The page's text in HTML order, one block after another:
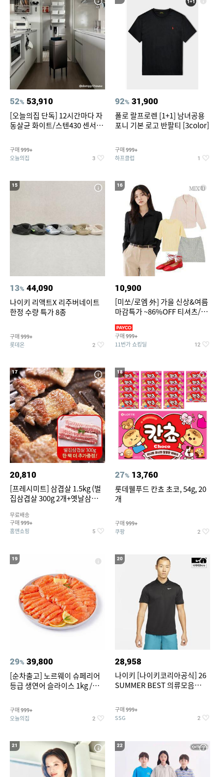
52% 53,910
[오늘의집 단독] 12시간마다 자
동살균 화이트/스텐430 센서휴
구매 999+
오늘의집 3
92% 31,900
폴로 랄프로렌 [1+1] 남녀공용
포니 기본 로고 반팔티 [3color]
구매 999+
하프클럽 1
15
13% 44,090
나이키 리액트X 리주버네이트
한정 수량 특가 8종
구매 999+
롯데온 2
16
10,900
[미쏘/로엠 外] 가을 신상&여름
마감특가 ~86%OFF 티셔츠/슬
구매 999+
11번가 쇼킹딜 12
17
20,810
[프레시미트] 삼겹살 1.5kg (벌
집삼겹살 300g 2개+옛날삼겹살
팩 추가증정)
무료배송
구매 999+
홈앤쇼핑 5
18
27% 13,760
롯데웰푸드 칸쵸 초코, 54g, 20
개
구매 999+
쿠팡 2
19
29% 39,800
[순차출고] 노르웨이 슈페리어
등급 생연어 슬라이스 1kg /
구매 999+
오늘의집 2
20
28,958
나이키 [나이키코리아공식] 26
SUMMER BEST 의류모음
구매 999+
SSG 2
21 22